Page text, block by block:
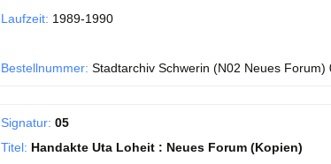
Laufzeit: 1989-1990
Bestellnummer: Stadtarchiv Schwerin (N02 Neues Forum)
Signatur: 05
Titel: Handakte Uta Loheit : Neues Forum (Kopien)